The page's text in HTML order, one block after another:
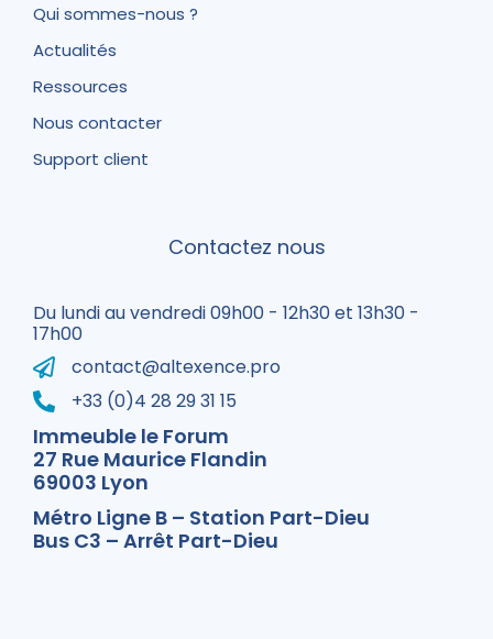
Qui sommes-nous ?
Actualités
Ressources
Nous contacter
Support client
Contactez nous
Du lundi au vendredi 09h00 - 12h30 et 13h30 -
17h00
contact@altexence.pro
+33 (0)4 28 29 31 15
Immeuble le Forum
27 Rue Maurice Flandin
69003 Lyon
Métro Ligne B – Station Part-Dieu
Bus C3 – Arrêt Part-Dieu